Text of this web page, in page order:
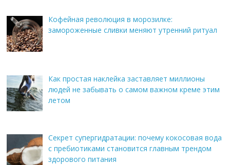
Кофейная революция в морозилке:
замороженные сливки меняют утренний ритуал
Как простая наклейка заставляет миллионы
людей не забывать о самом важном креме этим
летом
Секрет супергидратации: почему кокосовая вода
с пребиотиками становится главным трендом
здорового питания